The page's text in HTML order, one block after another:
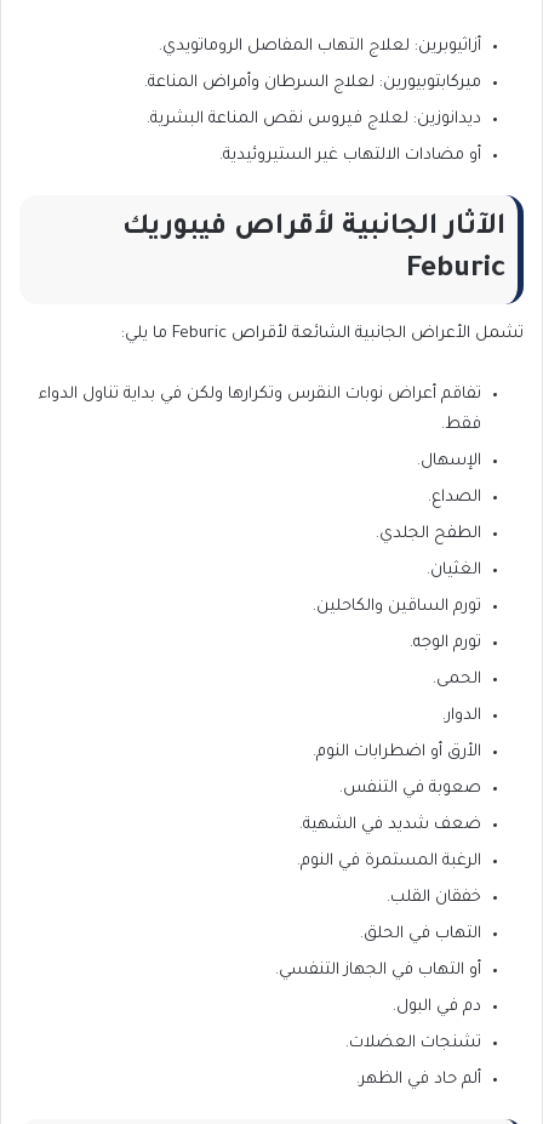
أزاثيوبرين: لعلاج التهاب المفاصل الروماتويدي.
ميركابتوبيورين: لعلاج السرطان وأمراض المناعة.
ديدانوزين: لعلاج فيروس نقص المناعة البشرية.
أو مضادات الالتهاب غير الستيروئيدية.
الآثار الجانبية لأقراص فيبوريك
Feburic
تشمل الأعراض الجانبية الشائعة لأقراص Feburic ما يلي:
تفاقم أعراض نوبات النقرس وتكرارها ولكن في بداية تناول الدواء
فقط.
الإسهال.
الصداع.
الطفح الجلدي.
الغثيان.
تورم الساقين والكاحلين.
تورم الوجه.
الحمى.
الدوار.
الأرق أو اضطرابات النوم.
صعوبة في التنفس.
ضعف شديد في الشهية.
الرغبة المستمرة في النوم.
خفقان القلب.
التهاب في الحلق.
أو التهاب في الجهاز التنفسي.
دم في البول.
تشنجات العضلات.
ألم حاد في الظهر.